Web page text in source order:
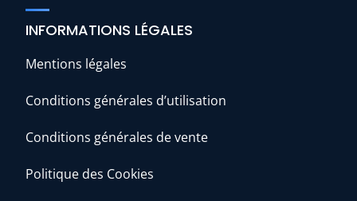
INFORMATIONS LÉGALES
Mentions légales
Conditions générales d’utilisation
Conditions générales de vente
Politique des Cookies